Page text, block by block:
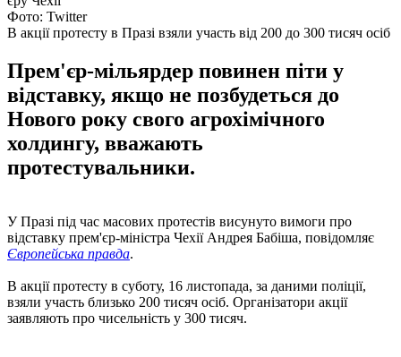
Фото: Twitter
В акції протесту в Празі взяли участь від 200 до 300 тисяч осіб
Прем'єр-мільярдер повинен піти у
відставку, якщо не позбудеться до
Нового року свого агрохімічного
холдингу, вважають
протестувальники.
У Празі під час масових протестів висунуто вимоги про
відставку прем'єр-міністра Чехії Андрея Бабіша, повідомляє
Європейська правда.
В акції протесту в суботу, 16 листопада, за даними поліції,
взяли участь близько 200 тисяч осіб. Організатори акції
заявляють про чисельність у 300 тисяч.